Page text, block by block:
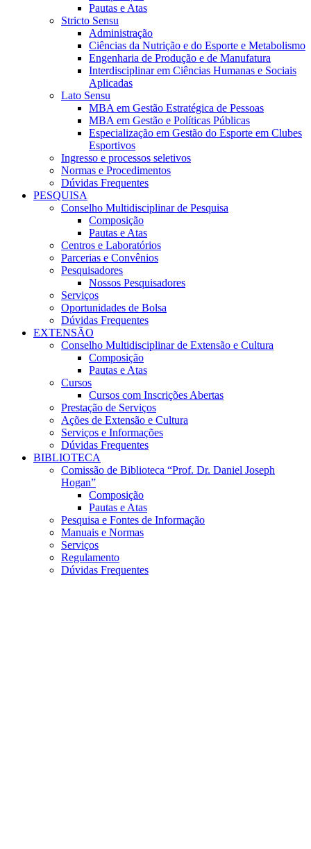
Pautas e Atas
Stricto Sensu
Administração
Ciências da Nutrição e do Esporte e Metabolismo
Engenharia de Produção e de Manufatura
Interdisciplinar em Ciências Humanas e Sociais
Aplicadas
Lato Sensu
MBA em Gestão Estratégica de Pessoas
MBA em Gestão e Políticas Públicas
Especialização em Gestão do Esporte em Clubes
Esportivos
Ingresso e processos seletivos
Normas e Procedimentos
Dúvidas Frequentes
PESQUISA
Conselho Multidisciplinar de Pesquisa
Composição
Pautas e Atas
Centros e Laboratórios
Parcerias e Convênios
Pesquisadores
Nossos Pesquisadores
Serviços
Oportunidades de Bolsa
Dúvidas Frequentes
EXTENSÃO
Conselho Multidisciplinar de Extensão e Cultura
Composição
Pautas e Atas
Cursos
Cursos com Inscrições Abertas
Prestação de Serviços
Ações de Extensão e Cultura
Serviços e Informações
Dúvidas Frequentes
BIBLIOTECA
Comissão de Biblioteca “Prof. Dr. Daniel Joseph
Hogan”
Composição
Pautas e Atas
Pesquisa e Fontes de Informação
Manuais e Normas
Serviços
Regulamento
Dúvidas Frequentes